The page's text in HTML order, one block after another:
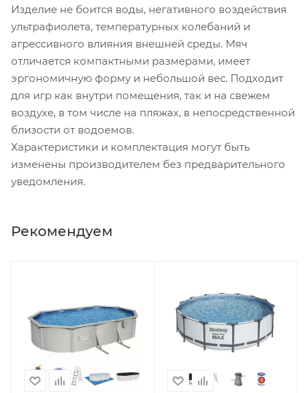
Изделие не боится воды, негативного воздействия
ультрафиолета, температурных колебаний и
агрессивного влияния внешней среды. Мяч
отличается компактными размерами, имеет
эргономичную форму и небольшой вес. Подходит
для игр как внутри помещения, так и на свежем
воздухе, в том числе на пляжах, в непосредственной
близости от водоемов.
Характеристики и комплектация могут быть
изменены производителем без предварительного
уведомления.
Рекомендуем